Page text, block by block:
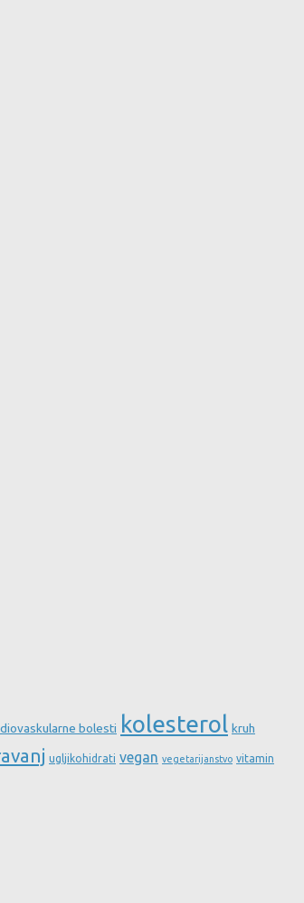
bolesti kolesterol kruh
ugljikohidrati vegan vegetarijanstvo vitamin